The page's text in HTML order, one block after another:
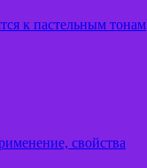
к пастельным тонам
свойства